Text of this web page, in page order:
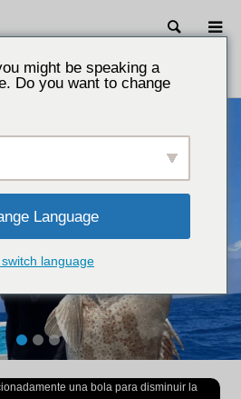
Buscar
pesca.
una bola para disminuir la
might be speaking a
Do you want to change
Language
language